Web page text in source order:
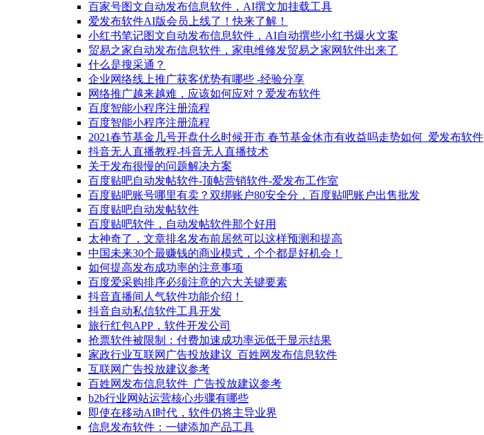
百家号图文自动发布信息软件，AI撰文加挂载工具
爱发布软件AI版会员上线了！快来了解！
小红书笔记图文自动发布信息软件，AI自动撰些小红书爆火文案
贸易之家自动发布信息软件，家电维修发贸易之家网软件出来了
什么是搜采通？
企业网络线上推广获客优势有哪些 -经验分享
网络推广越来越难，应该如何应对？爱发布软件
百度智能小程序注册流程
百度智能小程序注册流程
2021春节基金几号开盘什么时候开市 春节基金休市有收益吗走势如何_爱发布软件
抖音无人直播教程-抖音无人直播技术
关于发布很慢的问题解决方案
百度贴吧自动发帖软件-顶帖营销软件-爱发布工作室
百度贴吧账号哪里有卖？双绑账户80安全分，百度贴吧账户出售批发
百度贴吧自动发帖软件
百度贴吧软件，自动发帖软件那个好用
太神奇了，文章排名发布前居然可以这样预测和提高
中国未来30个最赚钱的商业模式，个个都是好机会！
如何提高发布成功率的注意事项
百度爱采购排序必须注意的六大关键要素
抖音直播间人气软件功能介绍！
抖音自动私信软件工具开发
旅行红包APP，软件开发公司
抢票软件被限制：付费加速成功率远低于显示结果
家政行业互联网广告投放建议_百姓网发布信息软件
互联网广告投放建议参考
百姓网发布信息软件_广告投放建议参考
b2b行业网站运营核心步骤有哪些
即使在移动AI时代，软件仍将主导业界
信息发布软件：一键添加产品工具